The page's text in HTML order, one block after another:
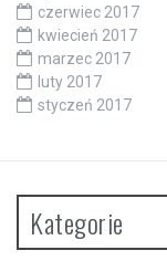
czerwiec 2017
kwiecień 2017
marzec 2017
luty 2017
styczeń 2017
Kategorie